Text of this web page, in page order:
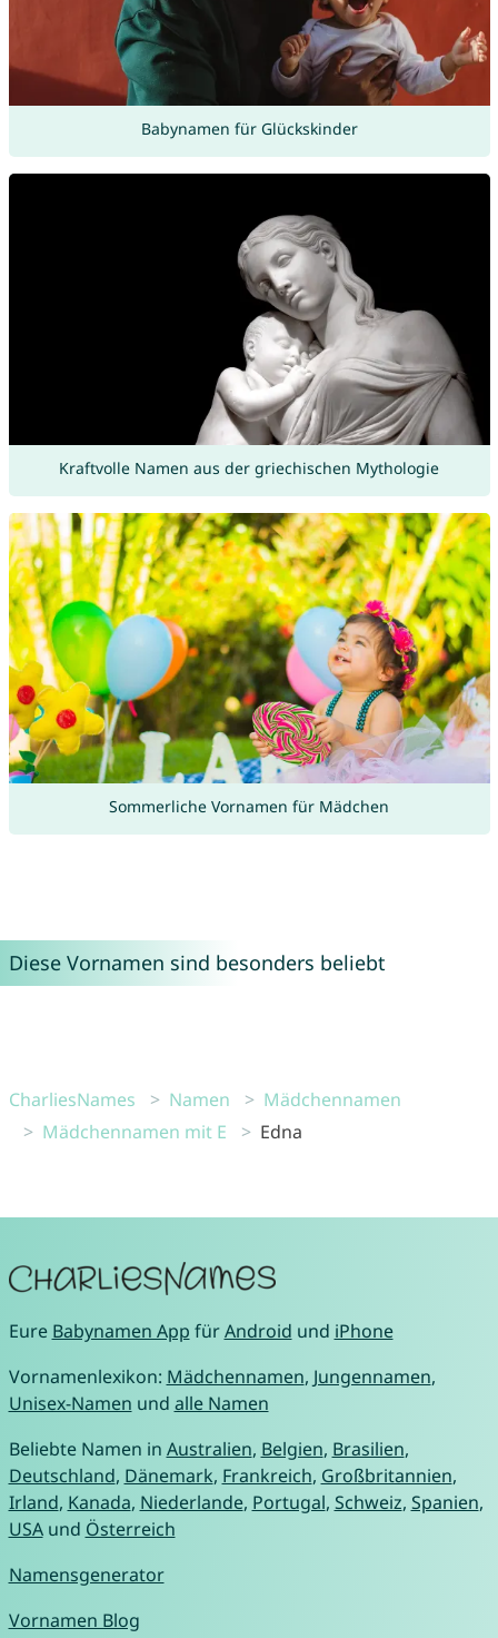
Babynamen für Glückskinder
Kraftvolle Namen aus der griechischen Mythologie
Sommerliche Vornamen für Mädchen
Diese Vornamen sind besonders beliebt
CharliesNames Namen
Mädchennamen
Mädchennamen mit E
Edna
Eure Babynamen App fürAndroid und iPhone
Vornamenlexikon: Mädchennamen, Jungennamen,
Unisex-Namen und alle Namen
Beliebte Namen in Australien, Belgien, Brasilien,
Deutschland, Dänemark, Frankreich, Großbritannien,
Irland, Kanada, Niederlande, Portugal, Schweiz, Spanien,
USAund Österreich
Namensgenerator
Vornamen Blog